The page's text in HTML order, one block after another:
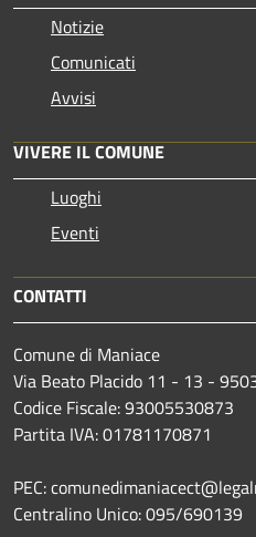
Notizie
Comunicati
Avvisi
VIVERE IL COMUNE
Luoghi
Eventi
CONTATTI
Comune di Maniace
Via Beato Placido 11 - 13 -
Codice Fiscale: 93005530873
Partita IVA: 01781170871
PEC:
Centralino Unico: 095/690139